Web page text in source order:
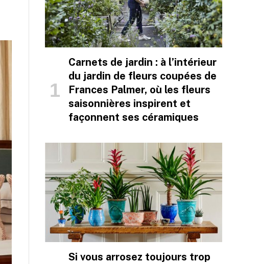
Carnets de jardin : à l’intérieur
du jardin de fleurs coupées de
Frances Palmer, où les fleurs
saisonnières inspirent et
façonnent ses céramiques
Si vous arrosez toujours trop